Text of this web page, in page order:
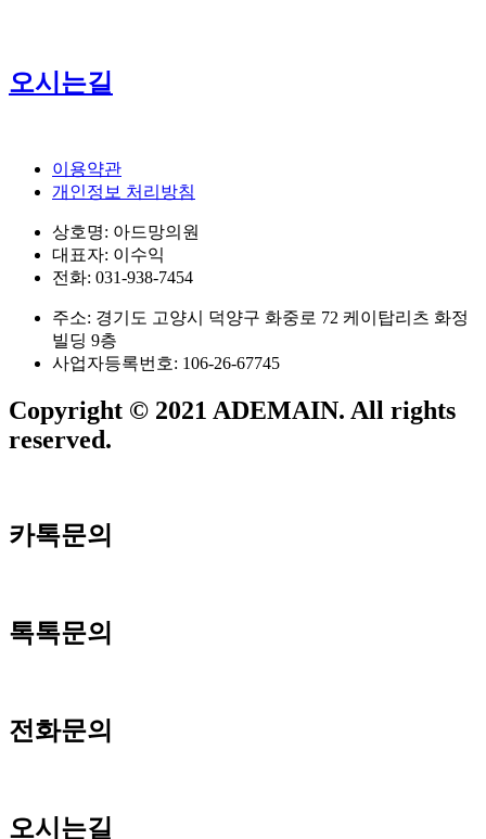
오시는길
이용약관
개인정보 처리방침
상호명: 아드망의원
대표자: 이수익
전화: 031-938-7454
주소: 경기도 고양시 덕양구 화중로 72 케이탑리츠 화정
빌딩 9층
사업자등록번호: 106-26-67745
Copyright © 2021 ADEMAIN. All rights
reserved.
카톡문의
톡톡문의
전화문의
오시는길